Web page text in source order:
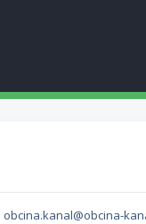
obcina.kanal@obcina-